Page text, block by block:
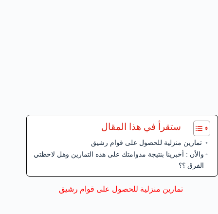
ستقرأ في هذا المقال
تمارين منزلية للحصول على قوام رشيق
والأن : أخبرينا بنتيجة مدوامتك على هذه التمارين وهل لاحظتي
الفرق ؟؟
تمارين منزلية للحصول على قوام رشيق